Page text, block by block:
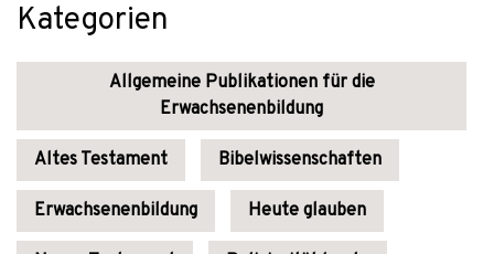
Kategorien
Allgemeine Publikationen für die
Erwachsenenbildung
Altes Testament Bibelwissenschaften
Erwachsenenbildung Heute glauben